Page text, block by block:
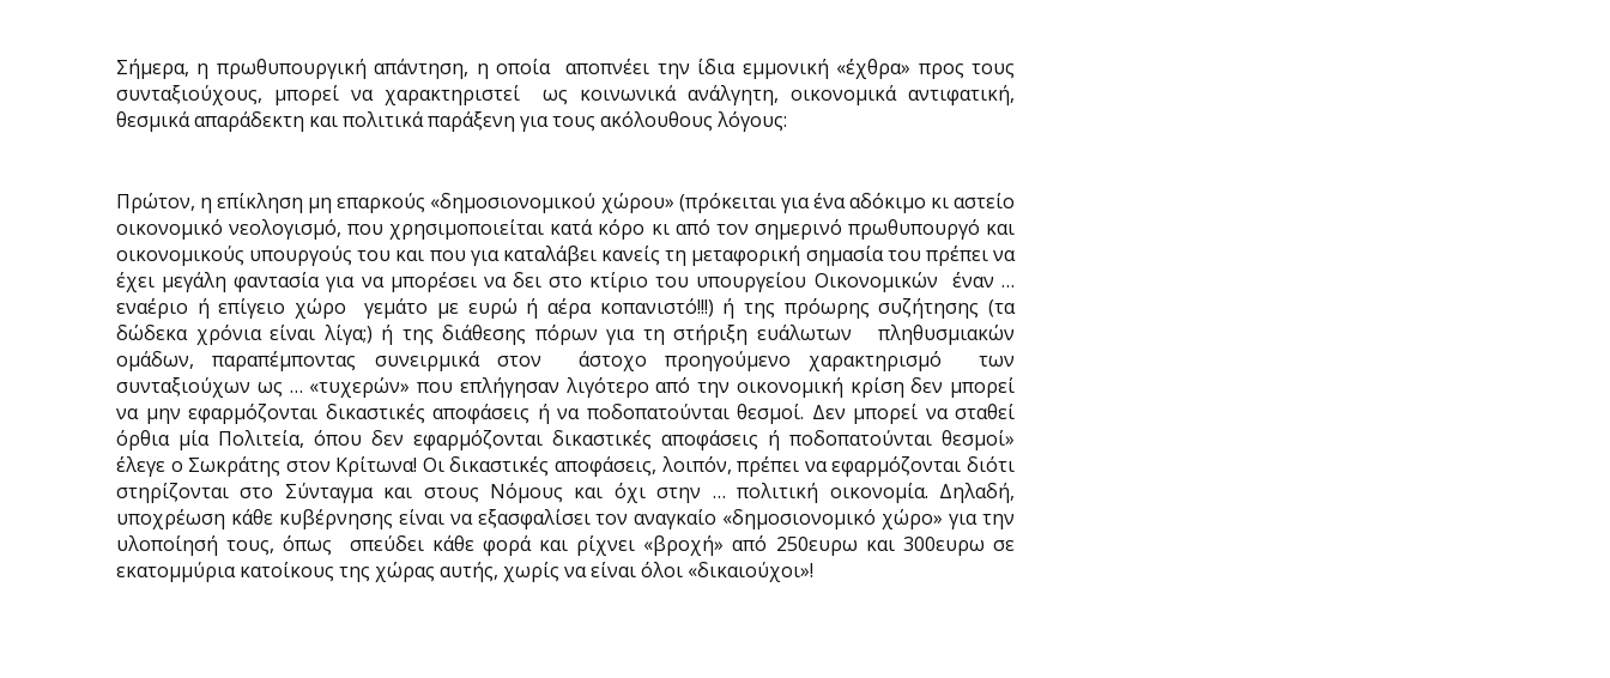
Σήμερα, η πρωθυπουργική απάντηση, η οποία αποπνέει την ίδια εμμονική «έχθρα» προς τους
συνταξιούχους, μπορεί να χαρακτηριστεί
ως κοινωνικά ανάλγητη, οικονομικά αντιφατική,
θεσμικά απαράδεκτη και πολιτικά παράξενη για τους ακόλουθους λόγους:
Πρώτον, η επίκληση μη επαρκούς «δημοσιονομικού χώρου» (πρόκειται για ένα αδόκιμο κι αστείο
οικονομικό νεολογισμό, που χρησιμοποιείται κατά κόρο κι από τον σημερινό πρωθυπουργό και
οικονομικούς υπουργούς του και που για καταλάβει κανείς τη μεταφορική σημασία του πρέπει να
έχει μεγάλη φαντασία για να μπορέσει να δει στο κτίριο του υπουργείου Οικονομικών έναν …
εναέριο ή επίγειο χώρο
γεμάτο με ευρώ ή αέρα κοπανιστό!!!) ή της πρόωρης συζήτησης (τα
δώδεκα χρόνια είναι λίγα;) ή της διάθεσης πόρων για τη στήριξη ευάλωτων
πληθυσμιακών
ομάδων, παραπέμποντας συνειρμικά στον
άστοχο προηγούμενο χαρακτηρισμό
των
συνταξιούχων ως … «τυχερών» που επλήγησαν λιγότερο από την οικονομική κρίση δεν μπορεί
να μην εφαρμόζονται δικαστικές αποφάσεις ή να ποδοπατούνται θεσμοί. Δεν μπορεί να σταθεί
όρθια μία Πολιτεία, όπου δεν εφαρμόζονται δικαστικές αποφάσεις ή ποδοπατούνται θεσμοί»
έλεγε ο Σωκράτης στον Κρίτωνα! Οι δικαστικές αποφάσεις, λοιπόν, πρέπει να εφαρμόζονται διότι
στηρίζονται στο Σύνταγμα και στους Νόμους και όχι στην … πολιτική οικονομία. Δηλαδή,
υποχρέωση κάθε κυβέρνησης είναι να εξασφαλίσει τον αναγκαίο «δημοσιονομικό χώρο» για την
υλοποίησή τους, όπως
σπεύδει κάθε φορά και ρίχνει «βροχή» από 250ευρω και 300ευρω σε
εκατομμύρια κατοίκους της χώρας αυτής, χωρίς να είναι όλοι «δικαιούχοι»!